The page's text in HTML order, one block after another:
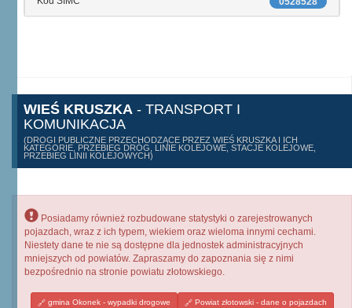
WIEŚ KRUSZKA - TRANSPORT I
KOMUNIKACJA
(DROGI PUBLICZNE PRZECHODZĄCE PRZEZ WIEŚ KRUSZKA I ICH
KATEGORIE, PRZEBIEG DRÓG, LINIE KOLEJOWE, STACJE KOLEJOWE,
PRZEBIEG LINII KOLEJOWYCH)
Posiadamy również rozbudowane statystyki o zarejestrowanych
pojazdach, wraz z ich typem, wiekiem oraz wieloma innymi cechami.
Niestety dane te nie są dostępne dla jednostek administracyjnych
mniejszych od powiatów. Zapraszamy do zapoznania się z nimi
bezpośrednio na stronie powiatu złotowskiego.
gmina Okonek - wypadki drogowe Powiat złotowski - dane o pojazdach